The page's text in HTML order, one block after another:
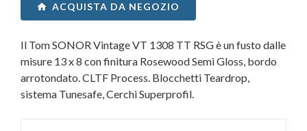
ACQUISTA DA NEGOZIO
Il Tom SONOR Vintage VT 1308 TT RSG è un fusto dalle
misure 13 x 8 con finitura Rosewood Semi Gloss, bordo
arrotondato. CLTF Process. Blocchetti Teardrop,
sistema Tunesafe, Cerchi Superprofil.